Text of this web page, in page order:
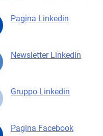
Pagina Linkedin
Newsletter Linkedin
Gruppo Linkedin
Pagina Facebook